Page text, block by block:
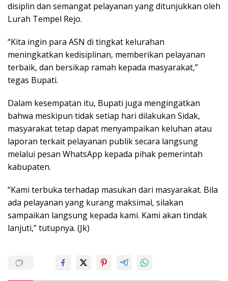
disiplin dan semangat pelayanan yang ditunjukkan oleh
Lurah Tempel Rejo.
“Kita ingin para ASN di tingkat kelurahan
meningkatkan kedisiplinan, memberikan pelayanan
terbaik, dan bersikap ramah kepada masyarakat,”
tegas Bupati.
Dalam kesempatan itu, Bupati juga mengingatkan
bahwa meskipun tidak setiap hari dilakukan Sidak,
masyarakat tetap dapat menyampaikan keluhan atau
laporan terkait pelayanan publik secara langsung
melalui pesan WhatsApp kepada pihak pemerintah
kabupaten.
“Kami terbuka terhadap masukan dari masyarakat. Bila
ada pelayanan yang kurang maksimal, silakan
sampaikan langsung kepada kami. Kami akan tindak
lanjuti,” tutupnya. (Jk)